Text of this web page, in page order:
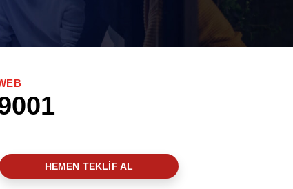
HEMEN TEKLİF AL